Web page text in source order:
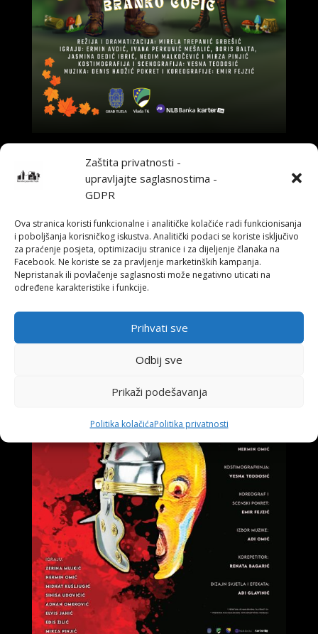
Zaštita privatnosti -
upravljajte saglasnostima -
GDPR
Ova stranica koristi funkcionalne i analitičke kolačiće radi funkcionisanja
i poboljšanja korisničkog iskustva. Analitički podaci se koriste isključivo
za praćenje posjeta, optimizaciju stranice i za dijeljenje članaka na
Facebook. Ne koriste se za pravljenje marketinških kampanja.
Nepristanak ili povlačenje saglasnosti može negativno uticati na
određene karakteristike i funkcije.
Prihvati sve
Odbij sve
Prikaži podešavanja
Politika kolačićaPolitika privatnosti
JEŽEVA KUĆICA
by Sanja Cobic| Aug 22, 2025
Autor: Branko Ćopić Adaptacija i režija: Mirela Trepanić
Muzika: Denis Hadžić Pokret i koreografija: Emir Fejzić
Glumački ansambl: Ermin Avdić, Ivana Perkunić
Mešalić, Boris Balta, Jasmina Dedić Ibrić, Mirza...